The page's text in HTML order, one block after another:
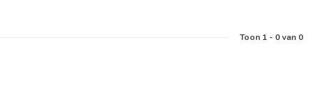
Toon 1- 0van 0